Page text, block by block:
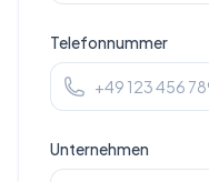
Telefonnummer
Unternehmen